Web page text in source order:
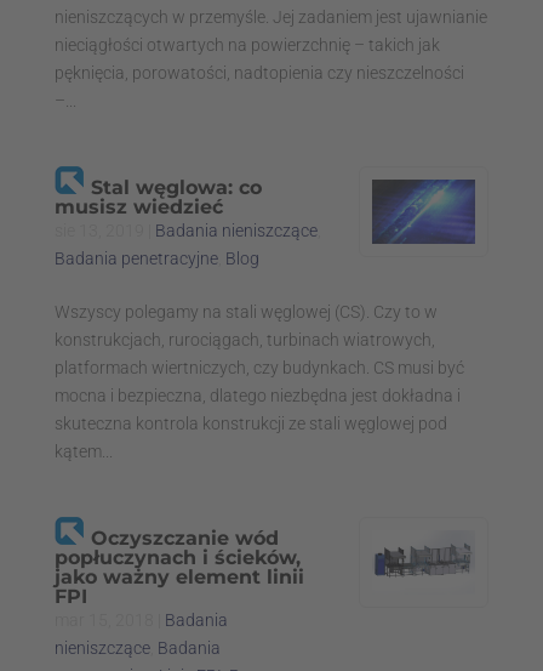
nieniszczących w przemyśle. Jej zadaniem jest ujawnianie
nieciągłości otwartych na powierzchnię – takich jak
pęknięcia, porowatości, nadtopienia czy nieszczelności
–...
Stal węglowa: co
musisz wiedzieć
Badania nieniszczące,
Badania penetracyjne, Blog
Wszyscy polegamy na stali węglowej (CS). Czy to w
konstrukcjach, rurociągach, turbinach wiatrowych,
platformach wiertniczych, czy budynkach. CS musi być
mocna i bezpieczna, dlatego niezbędna jest dokładna i
skuteczna kontrola konstrukcji ze stali węglowej pod
kątem...
Oczyszczanie wód
popłuczynach i ścieków,
jako ważny element linii
FPI
Badania
nieniszczące, Badania